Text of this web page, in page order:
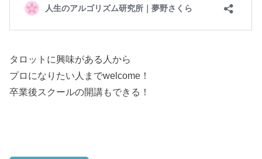
タロットに興味がある人から
プロになりたい人までwelcome！
卒業後スクールの開講もできる！